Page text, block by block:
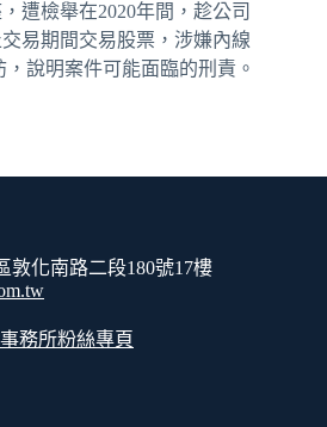
遭檢舉在2020年間，趁公司
易期間交易股票，涉嫌內線
說明案件可能面臨的刑責。
敦化南路二段180號17樓
務所粉絲專頁